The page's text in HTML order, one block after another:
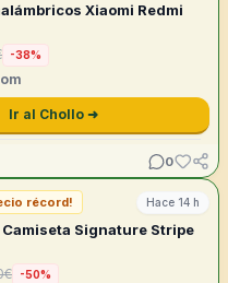
Xiaomi Redmi
-38%
Ir al Chollo ➜
0
récord! Hace 14 h
Signature Stripe
€ -50%